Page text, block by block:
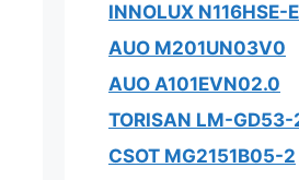
INNOLUX N116HSE-
AUO M201UN03V0
AUO A101EVN02.0
TORISAN LM-
CSOT MG2151B05-2